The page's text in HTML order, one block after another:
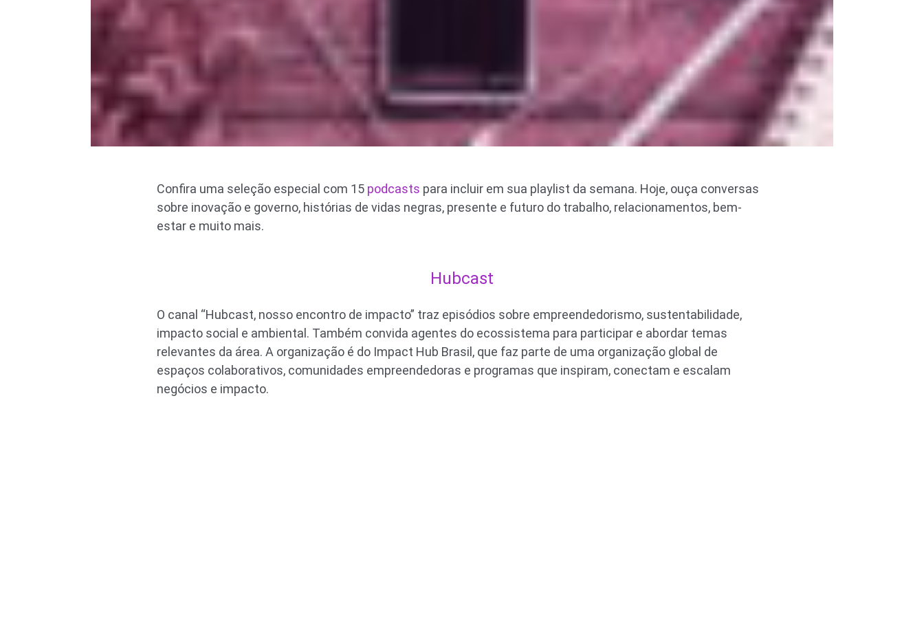
Confira uma seleção especial com 15 podcasts para incluir em sua playlist da semana. Hoje, ouça conversas
sobre inovação e governo, histórias de vidas negras, presente e futuro do trabalho, relacionamentos, bem-
estar e muito mais.
Hubcast
O canal “Hubcast, nosso encontro de impacto” traz episódios sobre empreendedorismo, sustentabilidade,
impacto social e ambiental. Também convida agentes do ecossistema para participar e abordar temas
relevantes da área. A organização é do Impact Hub Brasil, que faz parte de uma organização global de
espaços colaborativos, comunidades empreendedoras e programas que inspiram, conectam e escalam
negócios e impacto.